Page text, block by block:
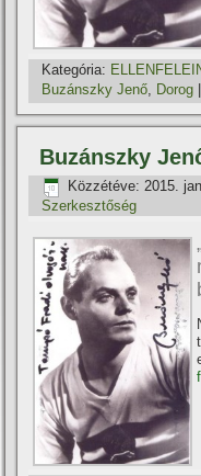
Kategória:
Buzánszky Jenő, Dorog
Buzánszky
Közzétéve: 2015.
Szerkesztőség